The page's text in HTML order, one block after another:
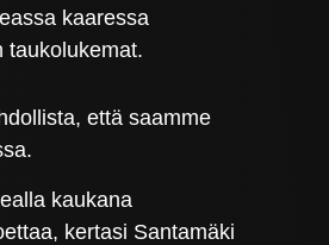
kaaressa
taukolukemat.
että saamme
kaukana
kertasi Santamäki